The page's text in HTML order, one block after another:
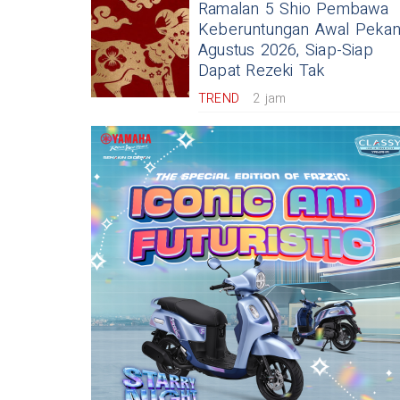
Ramalan 5 Shio Pembawa
Keberuntungan Awal Pekan
Agustus 2026, Siap-Siap
Dapat Rezeki Tak
TREND 2 jam